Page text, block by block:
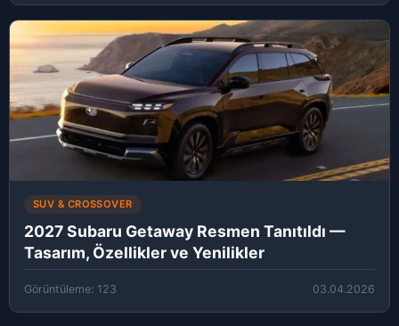
SUV & CROSSOVER
2027 Subaru Getaway Resmen Tanıtıldı —
Tasarım, Özellikler ve Yenilikler
Görüntüleme: 123 03.04.2026